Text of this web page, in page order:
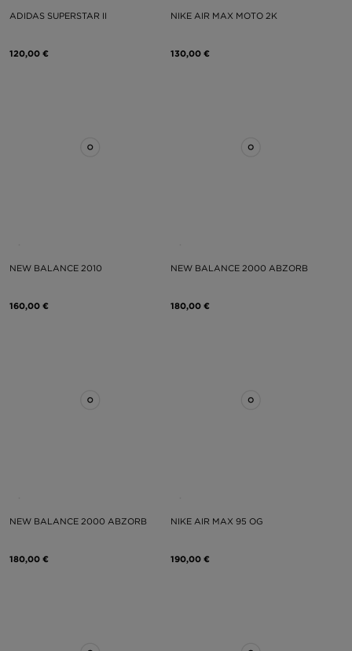
ADIDAS SUPERSTAR II
120,00 €
NIKE AIR MAX MOTO 2K
130,00 €
NEW BALANCE 2010
160,00 €
NEW BALANCE 2000 ABZORB
180,00 €
NEW BALANCE 2000 ABZORB
180,00 €
NIKE AIR MAX 95 OG
190,00 €